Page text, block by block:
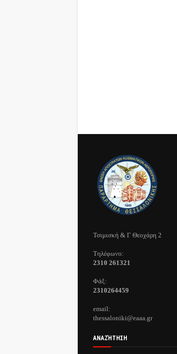
Τσιμισκή & Γ Θεοχάρη 2
Τηλέφωνo:
2310 261321
Φάξ:
2310264459
email:
thessaloniki@eaaa.gr
ΑΝΑΖΉΤΗΣΗ